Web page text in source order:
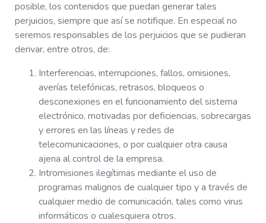
posible, los contenidos que puedan generar tales
perjuicios, siempre que así se notifique. En especial no
seremos responsables de los perjuicios que se pudieran
derivar, entre otros, de:
Interferencias, interrupciones, fallos, omisiones,
averías telefónicas, retrasos, bloqueos o
desconexiones en el funcionamiento del sistema
electrónico, motivadas por deficiencias, sobrecargas
y errores en las líneas y redes de
telecomunicaciones, o por cualquier otra causa
ajena al control de la empresa.
Intromisiones ilegítimas mediante el uso de
programas malignos de cualquier tipo y a través de
cualquier medio de comunicación, tales como virus
informáticos o cualesquiera otros.